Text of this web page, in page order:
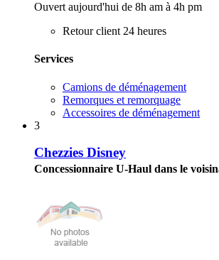
Ouvert aujourd'hui de 8h am à 4h pm
Retour client 24 heures
Services
Camions de déménagement
Remorques et remorquage
Accessoires de déménagement
3
Chezzies Disney
Concessionnaire U-Haul dans le